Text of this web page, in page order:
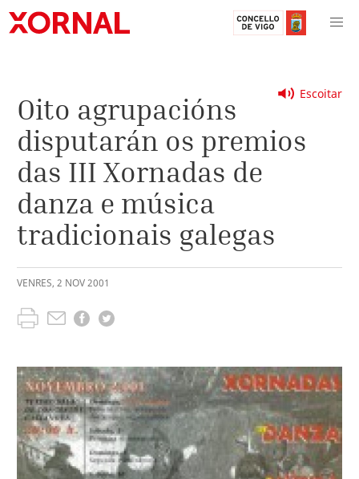
Escoitar
Oito agrupacións
disputarán os premios
das III Xornadas de
danza e música
tradicionais galegas
VENRES, 2 NOV2001